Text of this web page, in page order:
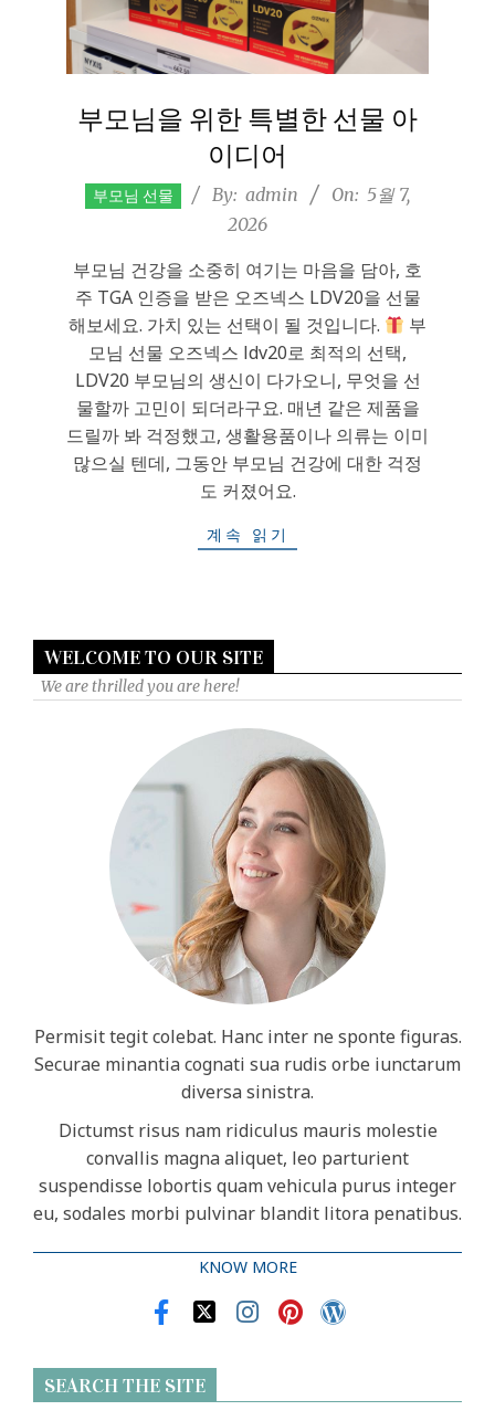
부모님을 위한 특별한 선물 아
이디어
2026-
05-
부모님 선물 By: admin On: 5월 7,
2026
부모님 건강을 소중히 여기는 마음을 담아, 호
주 TGA 인증을 받은 오즈넥스 LDV20을 선물
해보세요. 가치 있는 선택이 될 것입니다.
부
모님 선물 오즈넥스 ldv20로 최적의 선택,
LDV20 부모님의 생신이 다가오니, 무엇을 선
물할까 고민이 되더라구요. 매년 같은 제품을
드릴까 봐 걱정했고, 생활용품이나 의류는 이미
많으실 텐데, 그동안 부모님 건강에 대한 걱정
도 커졌어요.
계속 읽기
WELCOME TO OUR SITE
We are thrilled you are here!
Permisit tegit colebat. Hanc inter ne sponte figuras.
Securae minantia cognati sua rudis orbe iunctarum
diversa sinistra.
Dictumst risus nam ridiculus mauris molestie
convallis magna aliquet, leo parturient
suspendisse lobortis quam vehicula purus integer
eu, sodales morbi pulvinar blandit litora penatibus.
KNOW MORE
SEARCH THE SITE